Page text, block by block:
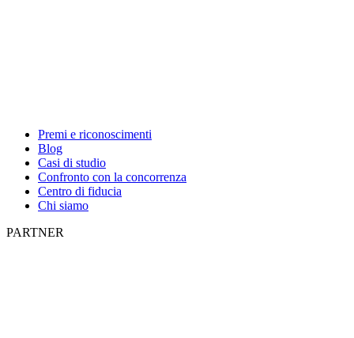
Premi e riconoscimenti
Blog
Casi di studio
Confronto con la concorrenza
Centro di fiducia
Chi siamo
PARTNER